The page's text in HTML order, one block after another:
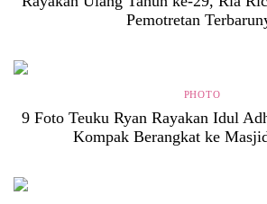
Pemotretan
PHOTO
9 Foto Teuku Ryan Rayakan Idul
Kompak Berangkat ke